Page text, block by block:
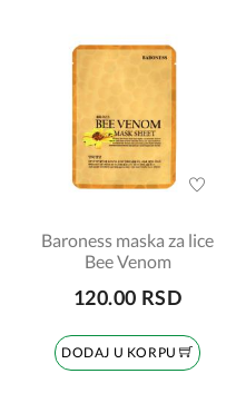
Baroness maska za lice
Bee Venom
120.00 RSD
DODAJ U KORPU